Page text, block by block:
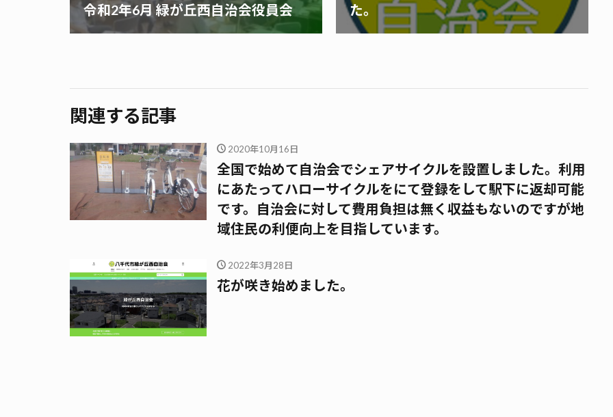
令和2年6月 緑が丘西自治会役員会
た。
関連する記事
2020年10月16日
全国で始めて自治会でシェアサイクルを設置しました。利用
にあたってハローサイクルをにて登録をして駅下に返却可能
です。自治会に対して費用負担は無く収益もないのですが地
域住民の利便向上を目指しています。
2022年3月28日
花が咲き始めました。